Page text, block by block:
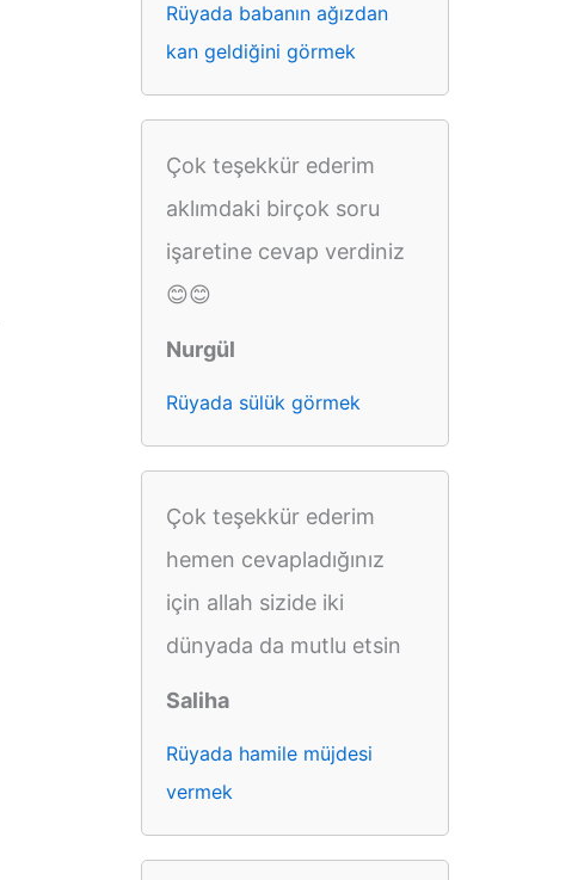
Rüyada babanın ağızdan
kan geldiğini görmek
Çok teşekkür ederim
aklımdaki birçok soru
işaretine cevap verdiniz
😊😊
Nurgül
Rüyada sülük görmek
Çok teşekkür ederim
hemen cevapladığınız
için allah sizide iki
dünyada da mutlu etsin
Saliha
Rüyada hamile müjdesi
vermek